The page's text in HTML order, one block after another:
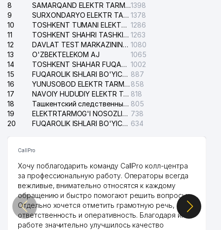
8
SAMARQAND ELEKTR TARMOQLARI AJ1398
9
SURXONDARYO ELEKTR TARMOQLARI AJ 1378
10
TOSHKENT TUMANI ELEKTR TARMOG'I AVARIYA XIZMATI 1286
11
TOSHKENT SHAHRI TASHKILOT TELEFONLARI HAQIDA MA'LUMOT BYUROSI 1263
12
DAVLAT TEST MARKAZINING ISHONCH TELEFONLARI 1080
13
O'ZBEKTELEKOM AJ
1065
14
TOSHKENT SHAHAR FUQAROLIK ISHLARI BO'YICHA SUDI 1002
15
FUQAROLIK ISHLARI BO'YICHA YAKKASAROY TUMANLARARO SUDI 887
16
YUNUSOBOD ELEKTR TARMOG'I NOSOZLIKLARI XIZMATI 858
17
NAVOIY HUDUDIY ELEKTR TARMOQLARI KORXONASI AJ 818
18
Ташкентский следственный изолятор 805
19
ELEKTRTARMOG'I NOSOZLIKLARINI TO'ZATISH SERGELI XIZMATI 738
20
FUQAROLIK ISHLARI BO'YICHA UCH-TEPA TUMANI SUDI 634
CallPro
Хочу поблагодарить команду CallPro колл-центра
за профессиональную работу. Операторы всегда
вежливые, внимательно относятся к каждому
обращению и быстро помогают решить вопросы.
Отдельно хочется отметить грамотную речь,
ответственность и оперативность. Благодаря их
работе значительно улучшилось качество